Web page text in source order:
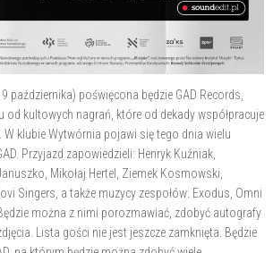
października) poświęcona będzie GAD Records,
od kultowych nagrań, które od dekady współpracuje
W klubie Wytwórnia pojawi się tego dnia wielu
Przyjazd zapowiedzieli: Henryk Kuźniak,
Mikołaj Hertel, Ziemek Kosmowski,
Singers, a także muzycy zespołów: Exodus, Omni
można z nimi porozmawiać, zdobyć autografy
Lista gości nie jest jeszcze zamknięta. Będzie